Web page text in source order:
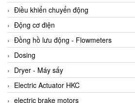
Ametek
AMPTRON Vietnam
AND Vietnam
ANDERSON-NEGELE
ANDILOG Technologies Vietnam
Anritsu
ANTEC S.A
Điều khiển chuyển động
Động cơ điện
Đồng hồ lưu động - Flowmeters
Dosing
Dryer - Máy sấy
Electric Actuator HKC
electric brake motors